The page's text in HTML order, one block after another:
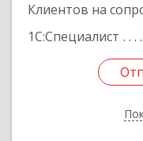
Клиентов на
1С:Специалист